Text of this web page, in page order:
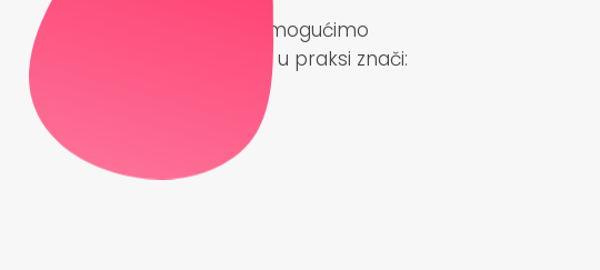
Naša misija je da vam omogućimo
besprekornu uslugu. Što u praksi znači: